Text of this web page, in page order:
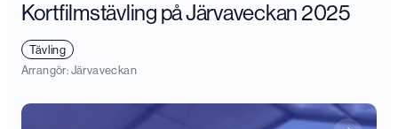
Kortfilmstävling på Järvaveckan 2025
Tävling
Arrangör: Järvaveckan